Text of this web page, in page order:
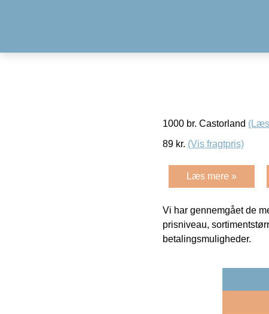
1000 br. Castorland
89 kr. (Vis fragtpris)
Læs mere »
Vi har gennemgået de
prisniveau,
betalingsmuligheder.